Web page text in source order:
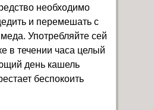
необходимо
и перемешать с
Употребляйте сей
в течении часа целый
день кашель
беспокоить